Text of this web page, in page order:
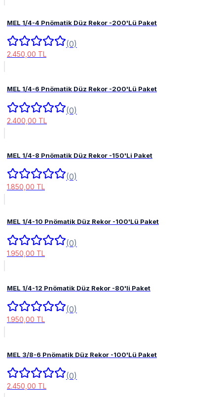
MEL 1/4-4 Pnömatik Düz Rekor -200'Lü Paket
(0)
2.450,00 TL
MEL 1/4-6 Pnömatik Düz Rekor -200'Lü Paket
(0)
2.400,00 TL
MEL 1/4-8 Pnömatik Düz Rekor -150'Li Paket
(0)
1.850,00 TL
MEL 1/4-10 Pnömatik Düz Rekor -100'Lü Paket
(0)
1.950,00 TL
MEL 1/4-12 Pnömatik Düz Rekor -80'li Paket
(0)
1.950,00 TL
MEL 3/8-6 Pnömatik Düz Rekor -100'Lü Paket
(0)
2.450,00 TL